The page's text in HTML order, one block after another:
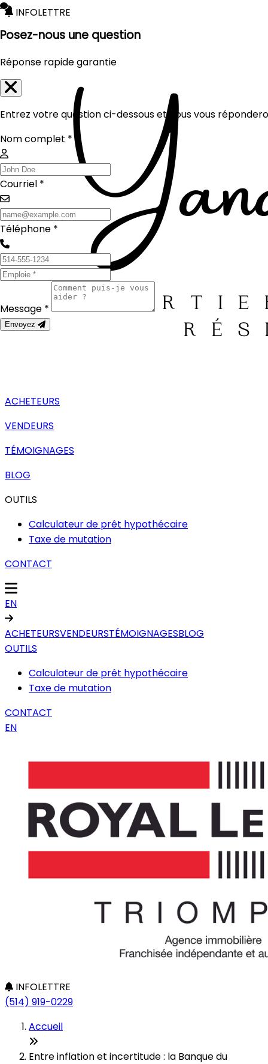
INFOLETTRE
ACHETEURS
VENDEURS
TÉMOIGNAGES
BLOG
OUTILS
Calculateur de prêt hypothécaire
Taxe de mutation
CONTACT
EN
ACHETEURSVENDEURSTÉMOIGNAGESBLOG
OUTILS
Calculateur de prêt hypothécaire
Taxe de mutation
CONTACT
EN
INFOLETTRE
(514) 919-0229
Accueil
Entre inflation et incertitude : la Banque du
Posez-nous une question
Réponse rapide garantie
Entrez votre question ci-dessous et nous vous
Nom complet *
Courriel *
Téléphone *
Message *
Envoyez